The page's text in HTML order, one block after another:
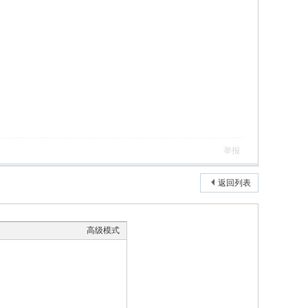
举报
返回列表
高级模式